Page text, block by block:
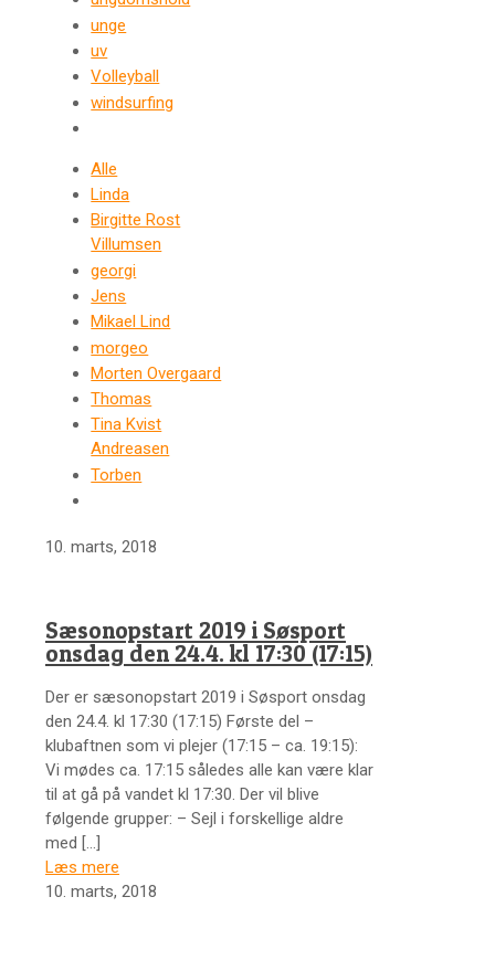
unge
uv
Volleyball
windsurfing
Alle
Linda
Birgitte Rost
Villumsen
georgi
Jens
Mikael Lind
morgeo
Morten Overgaard
Thomas
Tina Kvist
Andreasen
Torben
10. marts, 2018
Sæsonopstart 2019 i Søsport
onsdag den 24.4. kl 17:30 (17:15)
Der er sæsonopstart 2019 i Søsport onsdag
den 24.4. kl 17:30 (17:15) Første del –
klubaftnen som vi plejer (17:15 – ca. 19:15):
Vi mødes ca. 17:15 således alle kan være klar
til at gå på vandet kl 17:30. Der vil blive
følgende grupper: – Sejl i forskellige aldre
med […]
Læs mere
10. marts, 2018